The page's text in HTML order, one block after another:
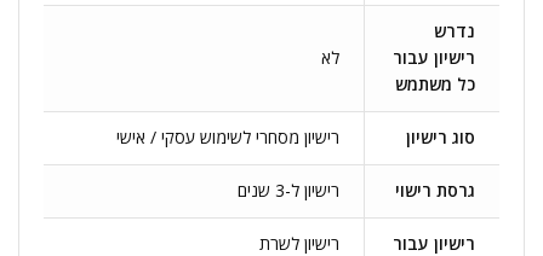
נדרש
רישיון עבור
כל משתמש
לא
סוג רישיון רישיון מסחרי לשימוש עסקי / אישי
גרסת רישוי רישיון ל-3 שנים
רישיון עבור רישיון לשרת